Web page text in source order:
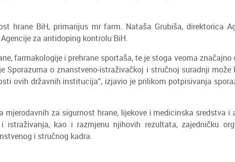
hrane BiH, primarijus mr farm. Nataša Grubiša, direktorica
za antidoping kontrolu BiH.
farmakologije i prehrane sportaša, te je stoga veoma značajno
o znanstveno-istraživačkoj i stručnoj suradnji
ovih državnih institucija”, izjavio je prilikom potpisivanja
za sigurnost hrane, lijekove i medicinska sredstva i
istraživanja, kao i razmjenu njihovih rezultata, zajedničku
i stručnog kadra.